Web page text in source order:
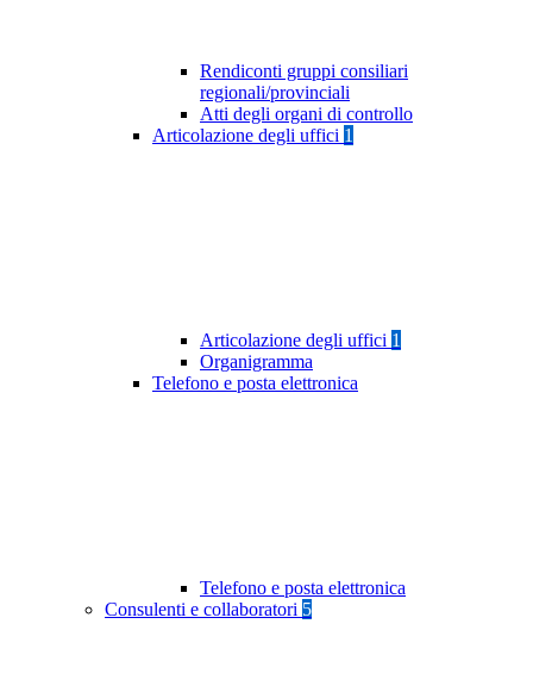
Rendiconti gruppi consiliari
regionali/provinciali
Atti degli organi di controllo
Articolazione degli uffici 1
Articolazione degli uffici 1
Organigramma
Telefono e posta elettronica
Telefono e posta elettronica
Consulenti e collaboratori 5